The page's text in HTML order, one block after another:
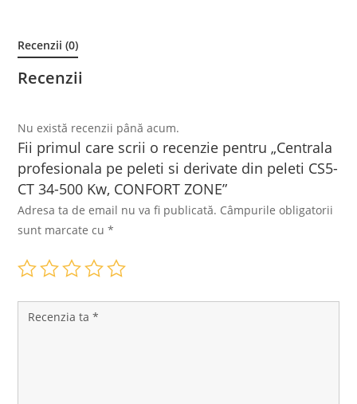
Recenzii (0)
Recenzii
Nu există recenzii până acum.
Fii primul care scrii o recenzie pentru „Centrala
profesionala pe peleti si derivate din peleti CS5-
CT 34-500 Kw, CONFORT ZONE”
Adresa ta de email nu va fi publicată. Câmpurile obligatorii
sunt marcate cu*